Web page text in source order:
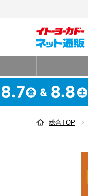
総合TOP